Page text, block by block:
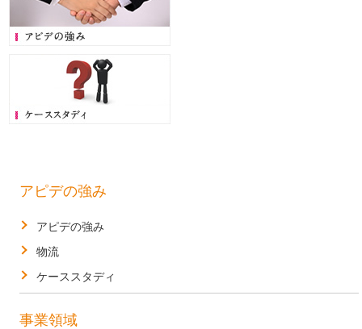
アピデの強み
アピデの強み
物流
ケーススタディ
事業領域